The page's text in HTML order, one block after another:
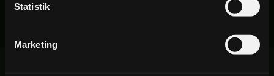
Statistik
Marketing